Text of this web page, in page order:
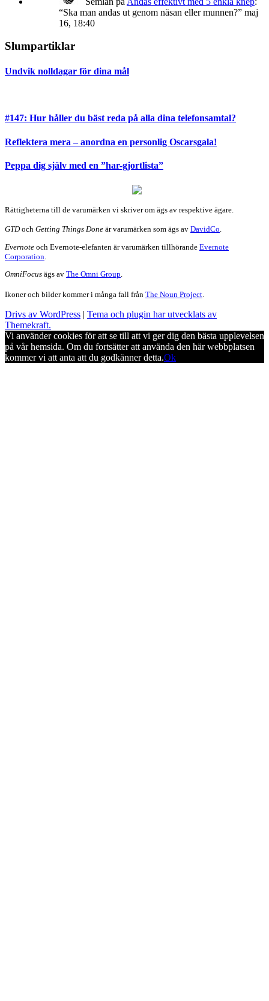
“Ska man andas ut genom näsan eller munnen?” maj
16, 18:40
Slumpartiklar
Undvik nolldagar för dina mål
#147: Hur håller du bäst reda på alla dina telefonsamtal?
Reflektera mera – anordna en personlig Oscarsgala!
Peppa dig själv med en ”har-gjortlista”
Rättigheterna till de varumärken vi skriver om ägs av respektive ägare.
GTDoch Getting Things Done är varumärken som ägs av DavidCo.
Evernote och Evernote-elefanten är varumärken tillhörande Evernote
Corporation
OmniFocus ägs av The Omni Group.
Ikoner och bilder kommer i många fall från The Noun Project.
Drivs av WordPress | Tema och plugin har utvecklats av
Themekraft.
Vi använder cookies för att se till att vi ger dig den bästa upplevelsen
på vår hemsida. Om du fortsätter att använda den här webbplatsen
kommer vi att anta att du godkänner detta.Ok